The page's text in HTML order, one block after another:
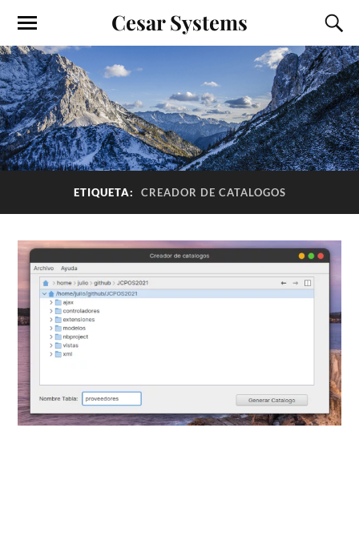
Cesar Systems
ETIQUETA: CREADOR DE CATALOGOS